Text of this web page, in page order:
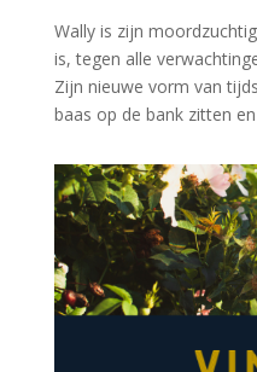
Wally is zijn
is, tegen alle
Zijn nieuwe vorm van
baas op de bank zitten